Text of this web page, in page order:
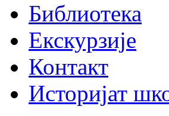
Библиотека
Екскурзије
Контакт
Историјат